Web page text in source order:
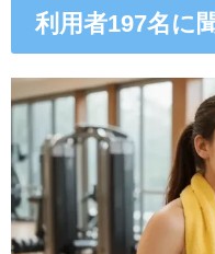
利用者197名に